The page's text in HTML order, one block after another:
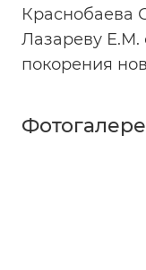
Краснобаева
Лазареву Е.М.
покорения